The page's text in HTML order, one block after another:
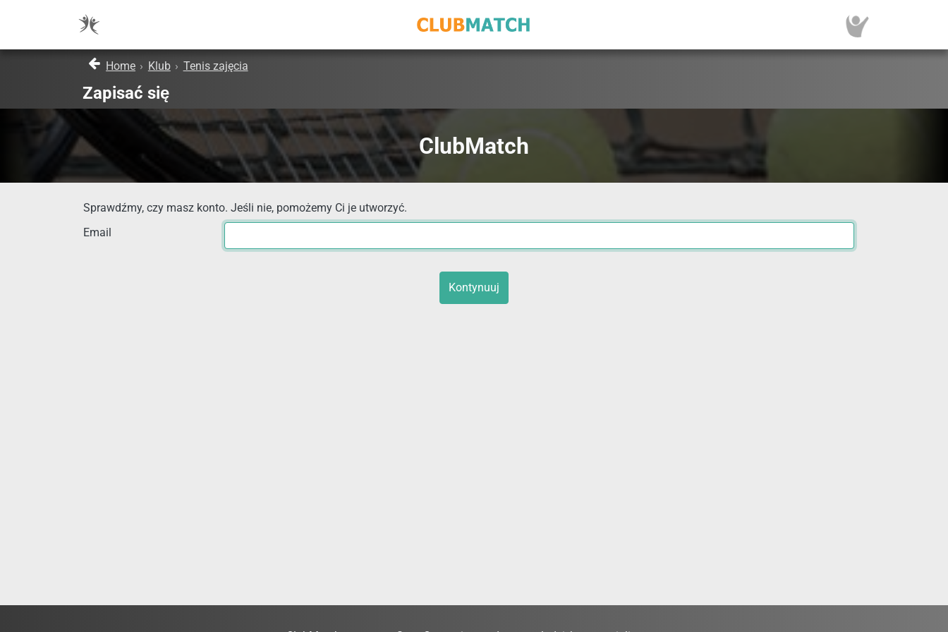
Home › Klub › Tenis zajęcia
Zapisać się
ClubMatch
Sprawdźmy, czy masz konto. Jeśli nie, pomożemy Ci je utworzyć.
Email
Kontynuuj